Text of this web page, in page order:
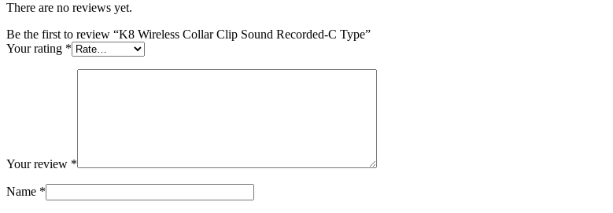
There are no reviews yet.
Be the first to review “K8 Wireless Collar Clip Sound Recorded-C Type”
Your rating *
Your review *
Name *